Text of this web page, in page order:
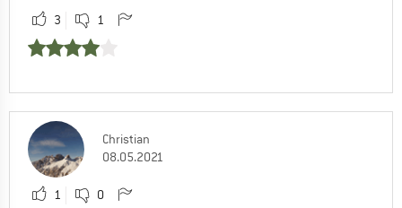
3 1
Christian
08.05.2021
1 0